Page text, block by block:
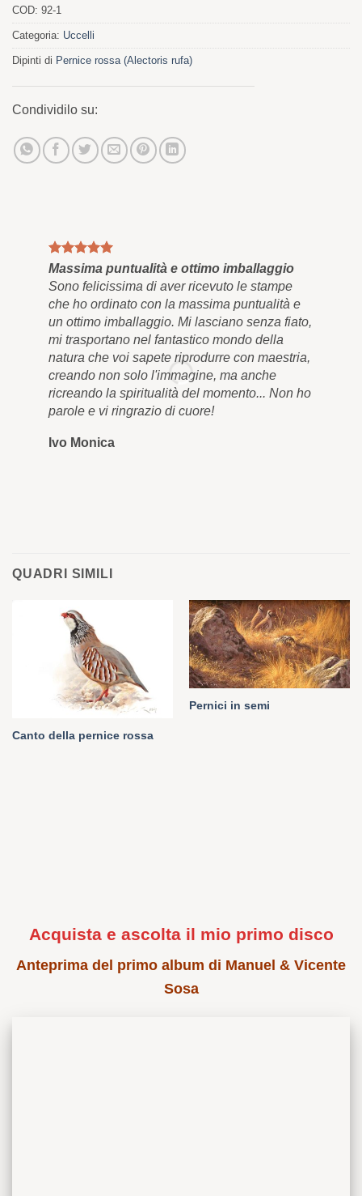
COD: 92-1
Categoria: Uccelli
Dipinti di Pernice rossa (Alectoris rufa)
Condividilo su:
Massima puntualità e ottimo imballaggio
Sono felicissima di aver ricevuto le stampe
che ho ordinato con la massima puntualità e
un ottimo imballaggio. Mi lasciano senza fiato,
mi trasportano nel fantastico mondo della
natura che voi sapete riprodurre con maestria,
creando non solo l'immagine, ma anche
ricreando la spiritualità del momento... Non ho
parole e vi ringrazio di cuore!
Ivo Monica
QUADRI SIMILI
Canto della pernice rossa
Pernici in semi
Acquista e ascolta il mio primo disco
Anteprima del primo album di Manuel & Vicente
Sosa